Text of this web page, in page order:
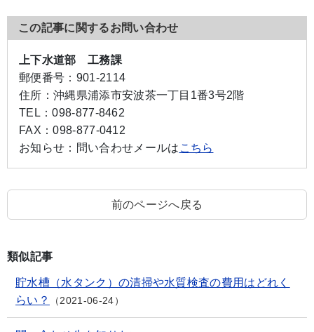
この記事に関するお問い合わせ
上下水道部 工務課
郵便番号： 901-2114
住所： 沖縄県浦添市安波茶一丁目1番3号2階
TEL：098-877-8462
FAX：098-877-0412
お知らせ： 問い合わせメールは こちら
前のページへ戻る
類似記事
貯水槽（水タンク）の清掃や水質検査の費用はどれく
らい？
2021-06-24